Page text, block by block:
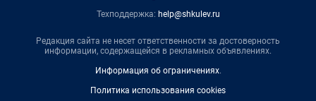
Техподдержка: help@shkulev.ru
Редакция сайта не несет ответственности за достоверность
информации, содержащейся в рекламных объявлениях.
Информация об ограничениях.
Политика использования cookies